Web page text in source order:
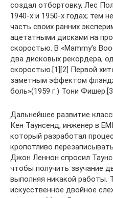
создал отбортовку, Лес
1940-х и 1950-х годах; тем
часть своих ранних
ацетатными дисками на
скоростью. В «Mammy’s
два дисковых рекордера,
скоростью.[1][2] Первой
заметным эффектом
боль»(1959 г.) Тони
Дальнейшее развитие
Кен Таунсенд, инженер в
который разработал
кропотливо
Джон Леннон спросил
чтобы получить звучание
выполняя никакой работы.
искусственное двойное